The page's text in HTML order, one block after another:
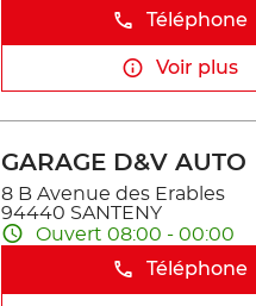
Téléphone
Voir plus
GARAGE D&V AUTO
8 B Avenue des Erables
94440 SANTENY
Ouvert 08:00 - 00:00
Téléphone